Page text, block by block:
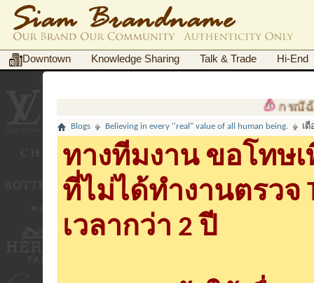
Downtown Knowledge Sharing Talk & Trade Hi-End
กรณีฉ้อโกง
Blogs Believing in every ''real" value of all human being. เ
ทางทีมงาน ขอโทษ
ที่ไม่ได้ทำงานตรวจ
เวลากว่า 2 ปี